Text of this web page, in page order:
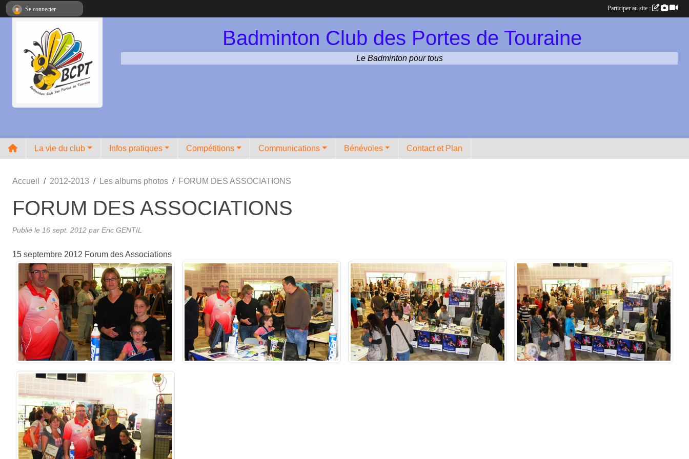
Badminton Club des Portes de Touraine
Le Badminton pour tous
La vie du club Infos pratiques Compétitions Communications Bénévoles Contact et Plan
Accueil 2012-2013 Les albums photos FORUM DES ASSOCIATIONS
FORUM DES ASSOCIATIONS
Publié le 16 sept. 2012 par Eric GENTIL
15 septembre 2012 Forum des Associations
Se connecter Participer au site :
Panneau de gestion des cookies